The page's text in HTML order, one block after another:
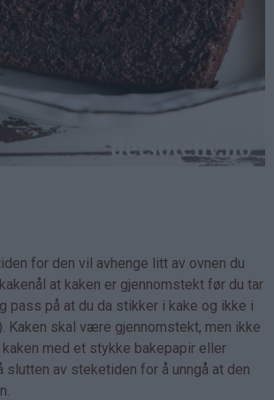
for den vil avhenge litt av ovnen du
at kaken er gjennomstekt før du tar
pass på at du da stikker i kake og ikke i
Kaken skal være gjennomstekt, men ikke
med et stykke bakepapir eller
slutten av steketiden for å unngå at den